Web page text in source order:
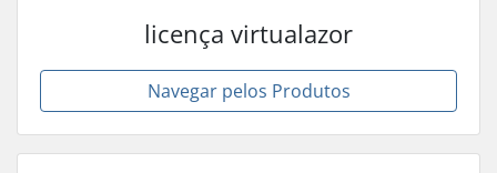
licença virtualazor
Navegar pelos Produtos